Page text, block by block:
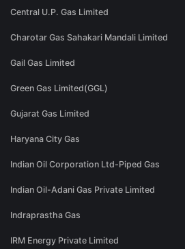
Central U.P. Gas Limited
Charotar Gas Sahakari Mandali Limited
Gail Gas Limited
Green Gas Limited(GGL)
Gujarat Gas Limited
Haryana City Gas
Indian Oil Corporation Ltd-Piped Gas
Indian Oil-Adani Gas Private Limited
Indraprastha Gas
IRM Energy Private Limited